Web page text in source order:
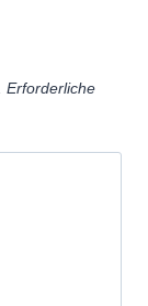
Erforderliche